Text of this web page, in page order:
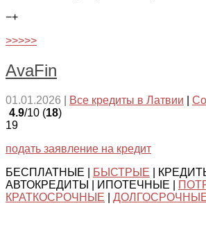
−+
>>>>>
AvaFin
01.01.2026 Все кредиты в Латвии
4.9/10 (18)
19
подать заявление на кредит
БЕСПЛАТНЫЕ |
БЫСТРЫЕ |
АВТОКРЕДИТЫ | ИПОТЕЧНЫЕ |
КРАТКОСРОЧНЫЕ